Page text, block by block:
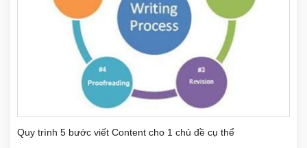
Quy trình 5 bước viết Content cho 1 chủ đề cụ thể